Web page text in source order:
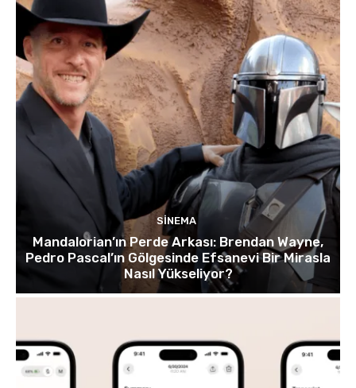
SINEMA
Mandalorian’ın Perde Arkası: Brendan Wayne,
Pedro Pascal’ın Gölgesinde Efsanevi Bir Mirasla
Nasıl Yükseliyor?